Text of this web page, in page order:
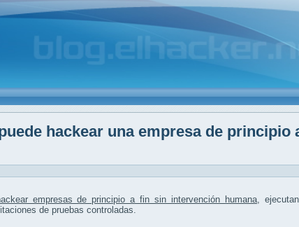
hackear una empresa de principio
empresas de principio a fin sin intervención humana ,
de pruebas controladas.